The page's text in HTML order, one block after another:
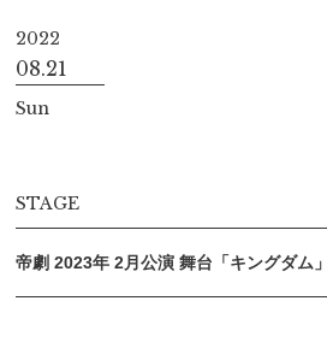
2022
08.21
Sun
STAGE
帝劇 2023年 2月公演 舞台「キングダム